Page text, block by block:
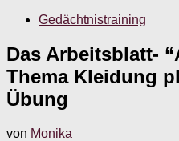
Gedächtnistraining
Das Arbeitsblatt-
Thema Kleidung
Übung
von Monika